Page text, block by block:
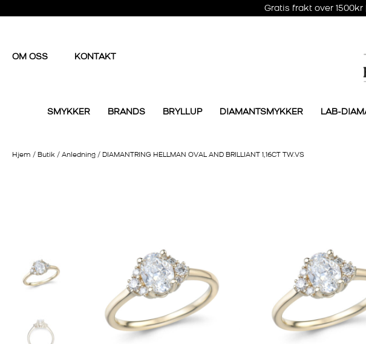
Gratis frakt over
OM OSS KONTAKT
SMYKKER BRANDS BRYLLUP DIAMANTSMYKKER LAB-
Hjem / Butik / Anledning / DIAMANTRING HELLMAN OVAL AND BRILLIANT 1,16CT TW.VS